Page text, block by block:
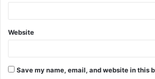
Website
Save my name, email, and website in this